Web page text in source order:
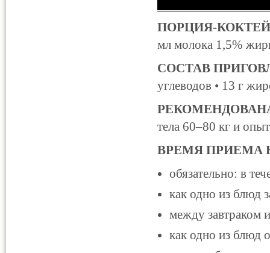
ПОРЦИЯ-
мл молока 1,5%
СОСТАВ
углеводов • 13 г
тела 60–80 кг и
ВРЕМЯ ПРИЕМА
обязательно: в
как одно из блюд
между завтраком
как одно из блюд